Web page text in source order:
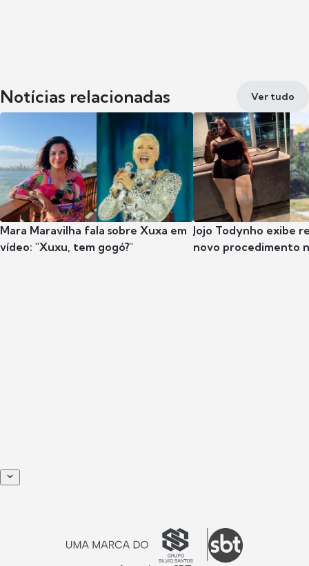
Notícias relacionadas Ver tudo
Mara Maravilha fala sobre Xuxa em
vídeo: "Xuxu, tem gogó?"
Jojo Todynho exibe
novo procedimento